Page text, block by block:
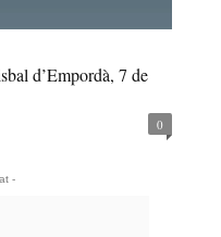
d’Empordà, 7 de
0
-